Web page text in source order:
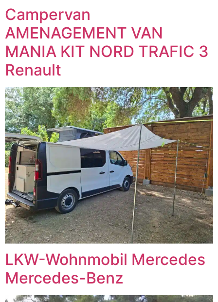
Campervan
AMENAGEMENT VAN
MANIA KIT NORD TRAFIC 3
Renault
LKW-Wohnmobil Mercedes
Mercedes-Benz